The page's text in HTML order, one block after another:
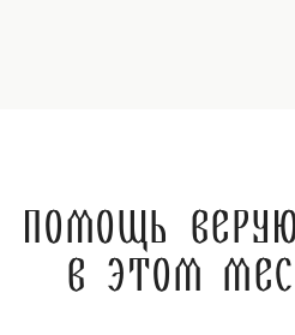
Помощь
в этом